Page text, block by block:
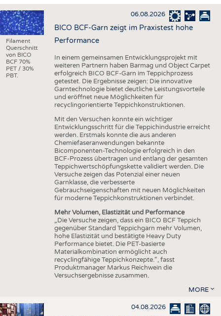
HAUS- UND HEIMTEXTILIEN
BEKLEIDUNG
TESTS
BUSINESS
UNTERNEHMEN
AUSSCHREIBUNGEN
DTV AUSSCHREIBUNGSDIENST
STATISTICS
ADRESSEN & LINKS
PUBLIKATIONEN
BRANCHENTERMINE
Filament
Querschnitt
von BICO
BCF 70%
PET / 30%
PBT.
06.08.2026
BICO BCF-Garn zeigt im Praxistest hohe
Performance
In einem gemeinsamen Entwicklungsprojekt mit
weiteren Partnern haben Barmag und Object Carpet
erfolgreich BICO BCF-Garn im Teppichprozess
getestet. Die Ergebnisse zeigen: Die innovative
Garntechnologie bietet deutliche Leistungsvorteile
und eröffnet neue Möglichkeiten für
recyclingorientierte Teppichkonstruktionen.
Mit den Versuchen konnte ein wichtiger
Entwicklungsschritt für die Teppichindustrie erreicht
werden. Erstmals konnte die aus anderen
Chemiefaseranwendungen bekannte
Bicomponenten-Technologie erfolgreich in den
BCF-Prozess übertragen und entlang der gesamten
Teppichwertschöpfungskette validiert werden. Die
Versuche zeigen das Potenzial einer neuen
Garnklasse, die verbesserte
Gebrauchseigenschaften mit neuen Möglichkeiten
für moderne Teppichkonstruktionen verbindet.
Mehr Volumen, Elastizität und Performance
„Die Versuche zeigen, dass ein BICO BCF Teppich
gegenüber Standard Teppichgarn mehr Volumen,
hohe Elastizität und bestätigte Heavy Duty
Performance bietet. Die PET-basierte
Materialkombination ermöglicht auch
recyclingfähige Teppichkonzepte.“, fasst
Produktmanager Markus Reichwein die
Versuchsergebnisse zusammen.
MORE
04.08.2026